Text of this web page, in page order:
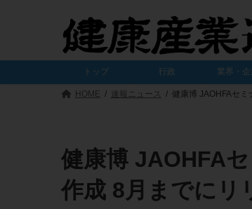
トップ 行政 業界・企
HOME 速報ニュース 健康博 JAOHFAセ
健康博 JAOHFA
作成 8月までにリ